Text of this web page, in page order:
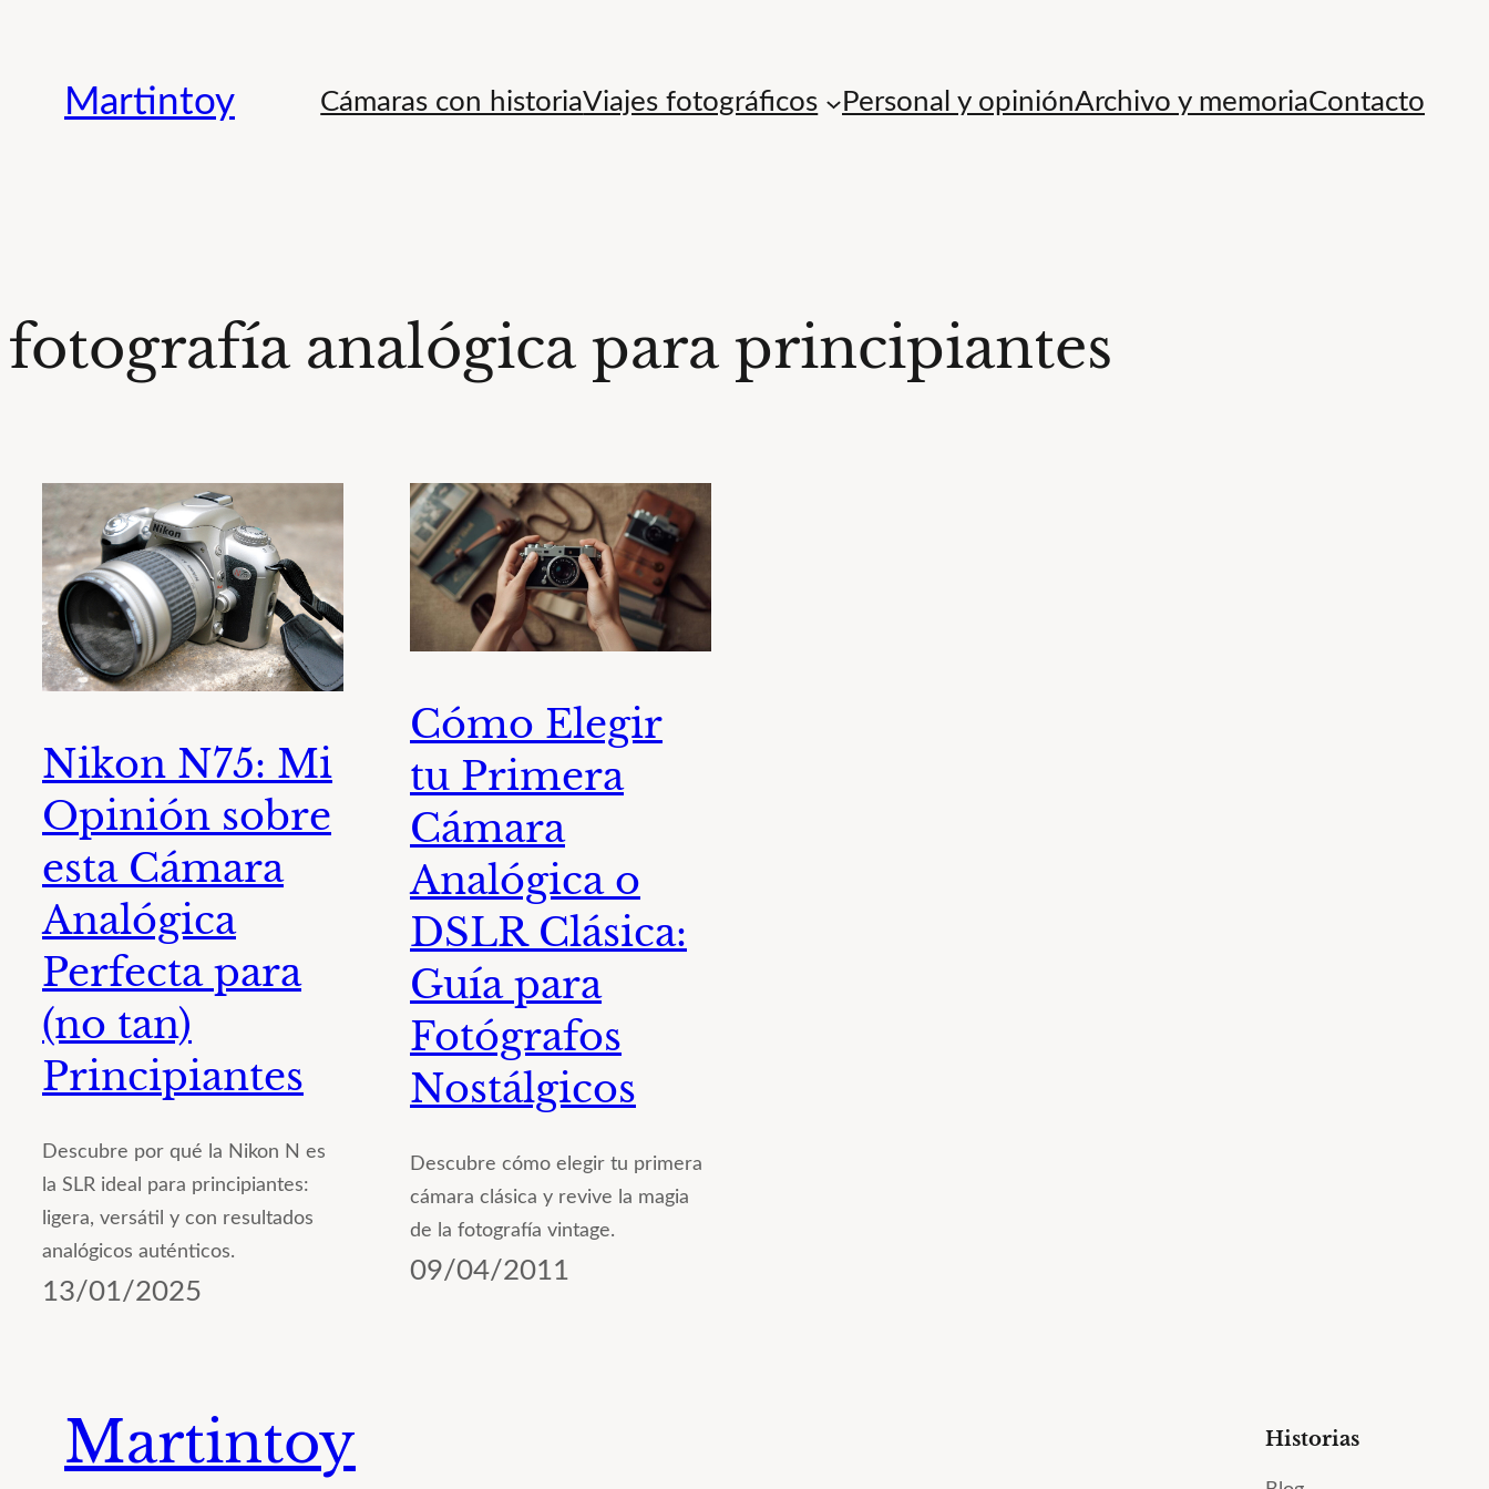
contenido
Martintoy Cámaras con historiaViajes fotográficos Personal y opiniónArchivo y memoriaContacto
fotografía analógica para principiantes
Nikon N75: Mi
Opinión sobre
esta Cámara
Analógica
Perfecta para
(no tan)
Principiantes
Descubre por qué la Nikon N es
la SLR ideal para principiantes:
ligera, versátil y con resultados
analógicos auténticos.
13/01/2025
Cómo Elegir
tu Primera
Cámara
Analógica o
DSLR Clásica:
Guía para
Fotógrafos
Nostálgicos
Descubre cómo elegir tu primera
cámara clásica y revive la magia
de la fotografía vintage.
09/04/2011
Martintoy Historias